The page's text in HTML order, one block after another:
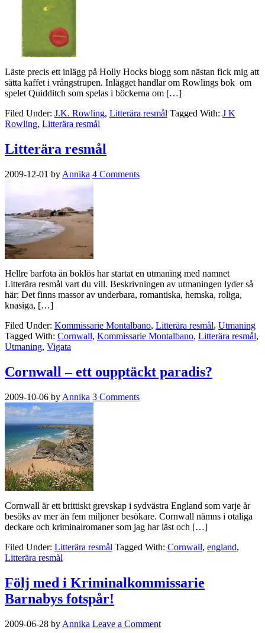
Läste precis ett inlägg på Holly Hocks blogg som nästan fick mig att
sätta kaffet i vrångstrupen. Inlägget handlar om Rowlings bok om
spelet Quidditch som spelas i böckerna om […]
Filed Under: J.K. Rowling, Litterära resmål Tagged With: J K
Rowling, Litterära resmål
Litterära resmål
2009-12-01 by Annika 4 Comments
Hellre barfota än boklös har startat en utmaning med namnet
Litterära resmål vart du vill. Beskrivningen av utmaningen lyder så
här: Det finns massor av underbara, romantiska, hemska, roliga,
knasiga, […]
Filed Under: Kommissarie Montalbano, Litterära resmål, Utmaning
Tagged With: Cornwall, Kommissarie Montalbano, Litterära resmål,
Utmaning, Vigata
Cornwall – ett oupptäckt paradis?
2009-10-06 by Annika 3 Comments
Cornwall är ett brittiskt grevskap i sydvästra England som varje år
besöks av mer än fem miljoner besökare. Cornwall nämns i otaliga
deckare och kriminalromaner som jag har läst och […]
Filed Under: Litterära resmål Tagged With: Cornwall, england,
Litterära resmål
Följ med i Kriminalkommissarie
Barnabys fotspår!
2009-06-28 by Annika Leave a Comment